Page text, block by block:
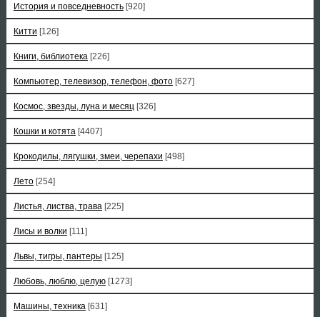
История и повседневность [920]
Китти [126]
Книги, библиотека [226]
Компьютер, телевизор, телефон, фото [627]
Космос, звезды, луна и месяц [326]
Кошки и котята [4407]
Крокодилы, лягушки, змеи, черепахи [498]
Лето [254]
Листья, листва, трава [225]
Лисы и волки [111]
Львы, тигры, пантеры [125]
Любовь, люблю, целую [1273]
Машины, техника [631]